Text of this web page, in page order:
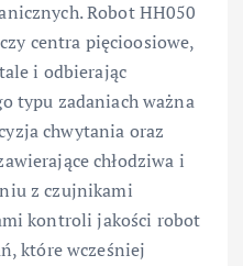
Robot HH050
centra pięcioosiowe,
i odbierając
typu zadaniach ważna
chwytania oraz
chłodziwa i
z czujnikami
kontroli jakości robot
które wcześniej